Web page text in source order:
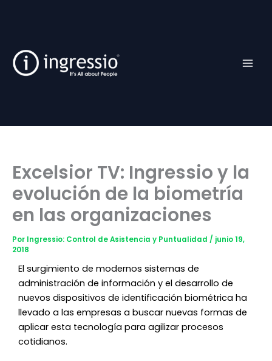
Excelsior TV: Ingressio y la
evolución de la biometría
en las organizaciones
Por Ingressio: Control de Asistencia y Puntualidad / junio 19,
2018
El surgimiento de modernos sistemas de
administración de información y el desarrollo de
nuevos dispositivos de identificación biométrica ha
llevado a las empresas a buscar nuevas formas de
aplicar esta tecnología para agilizar procesos
cotidianos.